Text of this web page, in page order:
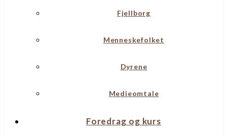
Fjellborg
Menneskefolket
Dyrene
Medieomtale
Foredrag og kurs